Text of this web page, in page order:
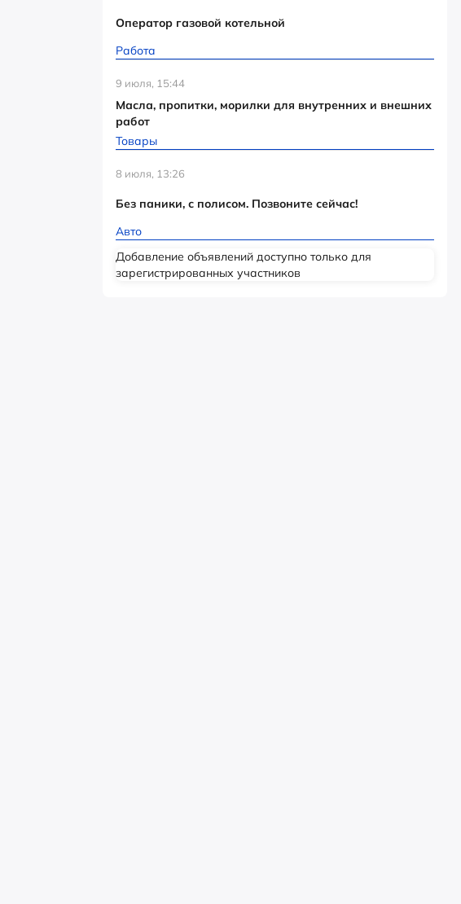
Оператор газовой котельной
Работа
9 июля, 15:44
Масла, пропитки, морилки для внутренних и внешних
работ
Товары
8 июля, 13:26
Без паники, с полисом. Позвоните сейчас!
Авто
Добавление объявлений доступно только для
зарегистрированных участников